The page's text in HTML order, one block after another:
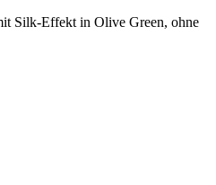
Silk-Effekt in Olive Green, ohne